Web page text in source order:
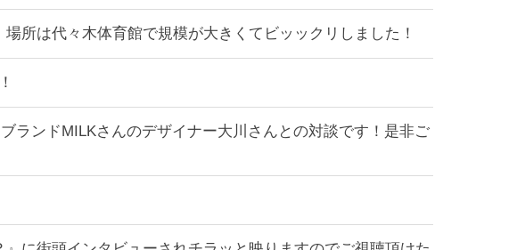
所は代々木体育館で規模が大きくてビッックリしました！
ランドMILKさんのデザイナー大川さんとの対談です！是非ご